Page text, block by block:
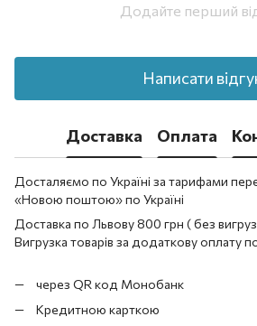
Додайте перший
Написати
Доставка Оплата
Досталяємо по Україні за тарифами
«Новою поштою» по Україні
Доставка по Львову 800 грн ( без
Вигрузка товарів за додаткову оплату
через QR код Монобанк
Кредитною карткою